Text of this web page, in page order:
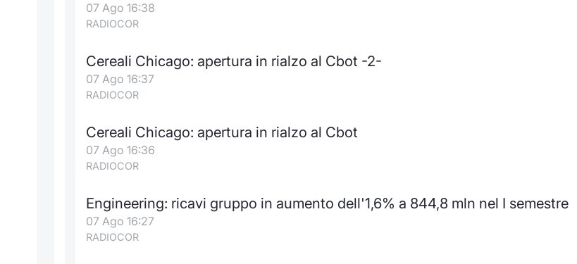
07 Ago 16:38
RADIOCOR
Cereali Chicago: apertura in rialzo al Cbot -2-
07 Ago 16:37
RADIOCOR
Cereali Chicago: apertura in rialzo al Cbot
07 Ago 16:36
RADIOCOR
Engineering: ricavi gruppo in aumento dell'1,6% a 844,8 mln nel I semestre
07 Ago 16:27
RADIOCOR